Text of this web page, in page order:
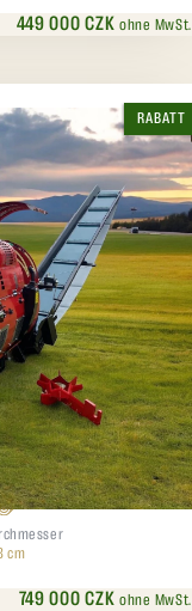
449 000 CZK ohne MwSt.
RABATT
Spaltprozess
Schwenkfunktion
und von Ersatzteilen
cm
749 000 CZK ohne MwSt.